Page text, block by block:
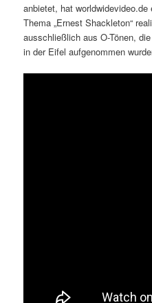
anbietet, hat
Thema „Ernest Shackleton“
ausschließlich aus O-Tönen,
in der Eifel aufgenommen